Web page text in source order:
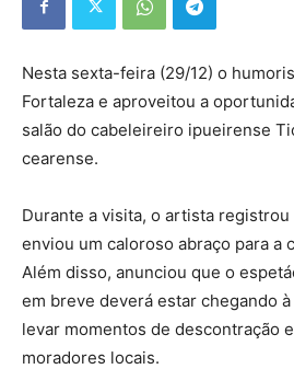
Nesta sexta-feira (29/12) o
Fortaleza e aproveitou a
salão do cabeleireiro ipueirense
cearense.
Durante a visita, o artista
enviou um caloroso abraço para a
Além disso, anunciou que o
em breve deverá estar chegando
levar momentos de descontração
moradores locais.